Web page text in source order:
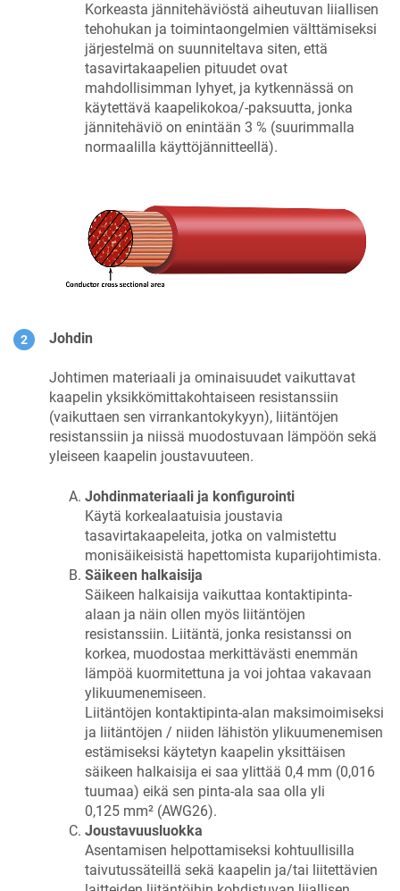
Korkeasta jännitehäviöstä aiheutuvan liiallisen
tehohukan ja toimintaongelmien välttämiseksi
järjestelmä on suunniteltava siten, että
tasavirtakaapelien pituudet ovat
mahdollisimman lyhyet, ja kytkennässä on
käytettävä kaapelikokoa/-paksuutta, jonka
jännitehäviö on enintään 3 % (suurimmalla
normaalilla käyttöjännitteellä).
Johdin
Johtimen materiaali ja ominaisuudet vaikuttavat
kaapelin yksikkömittakohtaiseen resistanssiin
(vaikuttaen sen virrankantokykyyn), liitäntöjen
resistanssiin ja niissä muodostuvaan lämpöön sekä
yleiseen kaapelin joustavuuteen.
Johdinmateriaali ja konfigurointi
Käytä korkealaatuisia joustavia
tasavirtakaapeleita, jotka on valmistettu
monisäikeisistä hapettomista kuparijohtimista.
Säikeen halkaisija
Säikeen halkaisija vaikuttaa kontaktipinta-
alaan ja näin ollen myös liitäntöjen
resistanssiin. Liitäntä, jonka resistanssi on
korkea, muodostaa merkittävästi enemmän
lämpöä kuormitettuna ja voi johtaa vakavaan
ylikuumenemiseen.
Liitäntöjen kontaktipinta-alan maksimoimiseksi
ja liitäntöjen / niiden lähistön ylikuumenemisen
estämiseksi käytetyn kaapelin yksittäisen
säikeen halkaisija ei saa ylittää 0,4 mm (0,016
tuumaa) eikä sen pinta-ala saa olla yli
0,125 mm² (AWG26).
Joustavuusluokka
Asentamisen helpottamiseksi kohtuullisilla
taivutussäteillä sekä kaapelin ja/tai liitettävien